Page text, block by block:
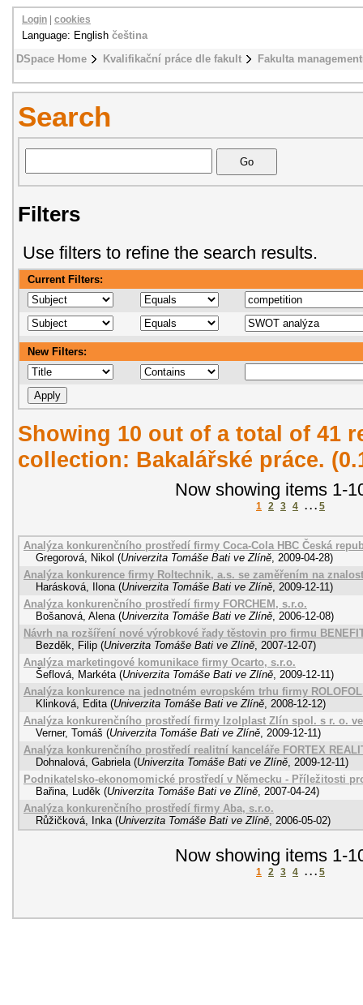
DSpace Home Kvalifikační práce dle fakult Fakulta
Login cookies
Language: English čeština
Search
Filters
Use filters to refine the search results.
Current Filters:
New Filters:
Showing 10 out of a total of 41
collection: Bakalářské práce.
Now showing items 1-
1 2 3 4 . . . 5
Analýza konkurenčního prostředí firmy Coca-Cola HBC Česká
Gregorová, Nikol (Univerzita Tomáše Bati ve Zlíně 2009-04-28)
Analýza konkurence firmy Roltechnik, a.s. se zaměřením na
Harásková, Ilona (Univerzita Tomáše Bati ve Zlíně 2009-12-11 )
Analýza konkurenčního prostředí firmy FORCHEM, s.r.o.
Bošanová, Alena (Univerzita Tomáše Bati ve Zlíně 2006-12-08)
Návrh na rozšíření nové výrobkové řady těstovin pro firmu
Bezděk, Filip (Univerzita Tomáše Bati ve Zlíně 2007-12-07)
Analýza marketingové komunikace firmy Ocarto, s.r.o.
Šeflová, Markéta (Univerzita Tomáše Bati ve Zlíně 2009-12-11 )
Analýza konkurence na jednotném evropském trhu firmy
Klinková, Edita (Univerzita Tomáše Bati ve Zlíně 2008-12-12)
Analýza konkurenčního prostředí firmy Izolplast Zlín spol. s r. o.
Verner, Tomáš (Univerzita Tomáše Bati ve Zlíně 2009-12-11 )
Analýza konkurenčního prostředí realitní kanceláře FORTEX
Dohnalová, Gabriela (Univerzita Tomáše Bati ve Zlíně 2009-12-11 )
Podnikatelsko-ekonomomické prostředí v Německu - Příležitosti
Bařina, Luděk (Univerzita Tomáše Bati ve Zlíně 2007-04-24)
Analýza konkurenčního prostředí firmy Aba, s.r.o.
Růžičková, Inka (Univerzita Tomáše Bati ve Zlíně 2006-05-02)
Now showing items 1-
1 2 3 4 . . . 5